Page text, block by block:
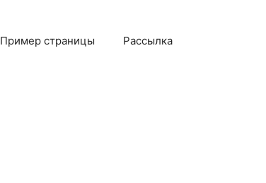
Пример страницы Рассылка